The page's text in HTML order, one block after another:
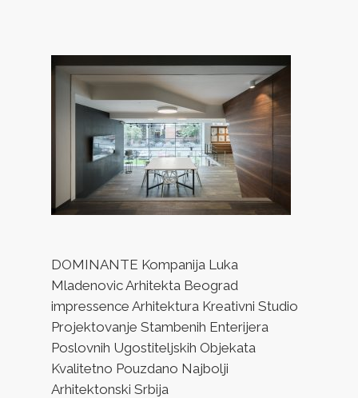
DOMINANTE Kompanija Luka
Mladenovic Arhitekta Beograd
impressence Arhitektura Kreativni Studio
Projektovanje Stambenih Enterijera
Poslovnih Ugostiteljskih Objekata
Kvalitetno Pouzdano Najbolji
Arhitektonski Srbija